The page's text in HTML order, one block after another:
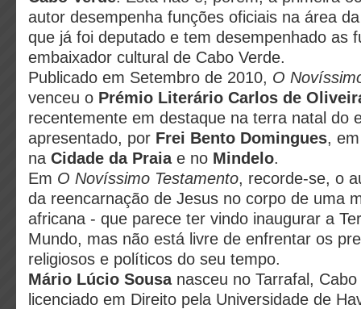
autor desempenha funções oficiais na área
que já foi deputado e tem desempenhado as
embaixador cultural de Cabo Verde.
Publicado em Setembro de 2010, O
venceu o Prémio Literário Carlos de
recentemente em destaque na terra natal do
apresentado, por Frei Bento Domingues,
na Cidade da Praiae no Mindelo.
Em O Novíssimo Testamento, recorde-se, o
da reencarnação de Jesus no corpo de uma
africana - que parece ter vindo inaugurar a
Mundo, mas não está livre de enfrentar os
religiosos e políticos do seu tempo.
Mário Lúcio Sousanasceu no Tarrafal, Cabo
licenciado em Direito pela Universidade de